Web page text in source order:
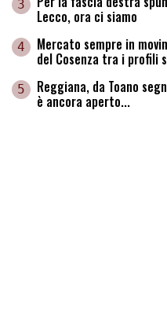
3
Lecco, ora ci siamo
4 Mercato sempre in
del Cosenza tra i profili
5 Reggiana, da Toano
è ancora aperto...